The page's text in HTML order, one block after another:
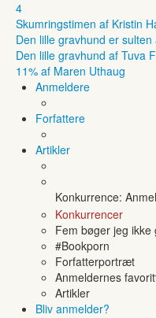
4
Skumringstimen af Kristin
Den lille gravhund er
Den lille gravhund af Tuva
11% af Maren Uthaug
Anmeldere
Forfattere
Artikler
Konkurrence:
Konkurrencer
Fem bøger jeg ikke
#Bookporn
Forfatterportræt
Anmeldernes
Artikler
Bliv anmelder?